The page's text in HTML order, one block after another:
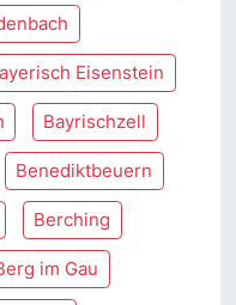
Eisenstein
Bayrischzell
Benediktbeuern
Berching
im Gau